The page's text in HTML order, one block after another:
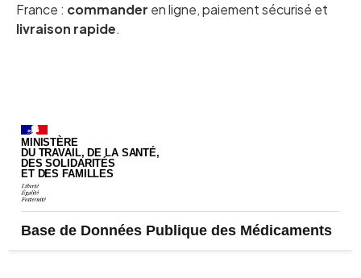
France : commander en ligne, paiement sécurisé et
livraison rapide.